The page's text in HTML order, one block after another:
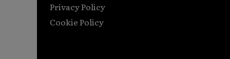
Privacy Policy
Cookie Policy